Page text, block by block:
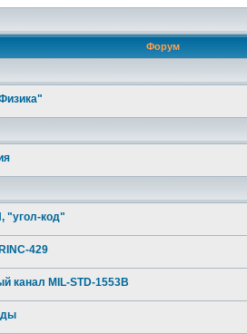
Форум
код"
429
канал MIL-STD-1553B